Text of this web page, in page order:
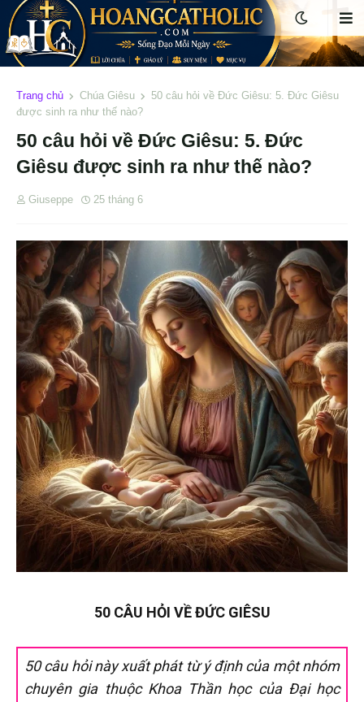
Trang chủ Chúa Giêsu
50 câu hỏi về Đức Giêsu: 5. Đức Giêsu
được sinh ra như thế nào?
50 câu hỏi về Đức Giêsu: 5. Đức
Giêsu được sinh ra như thế nào?
Giuseppe 25 tháng 6
50 CÂU HỎI VỀ ĐỨC GIÊSU
50 câu hỏi này xuất phát từ ý định của một nhóm
chuyên gia thuộc Khoa Thần học của Đại học